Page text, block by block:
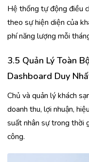
Hệ thống tự động điều
theo sự hiện diện của
phí năng lượng mỗi
3.5 Quản Lý Toàn
Dashboard Duy
Chủ và quản lý khách
doanh thu, lợi nhuận,
suất nhân sự trong thời
công.